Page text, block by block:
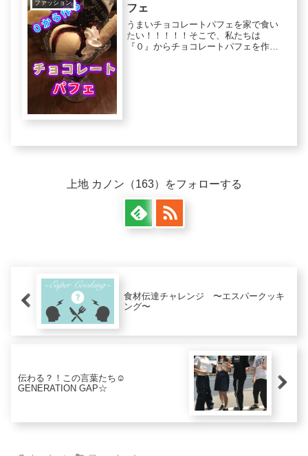
ファッション
フェ
うまいチョコレートパフェを家で食い
たい！！！！！そこで、私たちは
『０』からチョコレートパフェを作ろ
上地 カノン（163）をフォローする
食材伝達チャレンジ 〜エスパークッキ
ング〜
伝わる？！この言葉たち☺︎
GENERATION GAP☆